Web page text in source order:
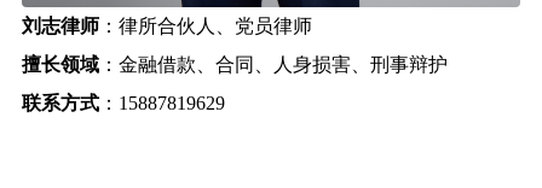
刘志律师：律所合伙人、党员律师
擅长领域：金融借款、合同、人身损害、刑事辩护
联系方式：15887819629